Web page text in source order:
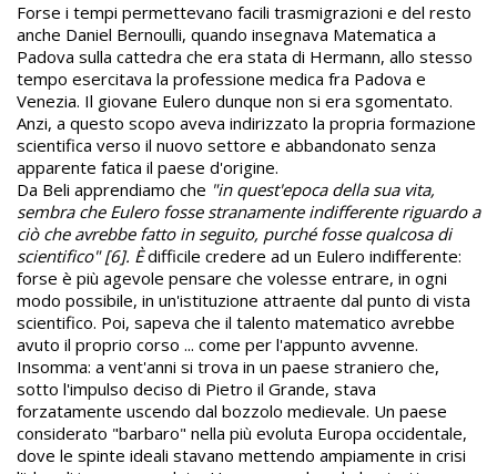
Forse i tempi permettevano facili trasmigrazioni e del resto
anche Daniel Bernoulli, quando insegnava Matematica a
Padova sulla cattedra che era stata di Hermann, allo stesso
tempo esercitava la professione medica fra Padova e
Venezia. Il giovane Eulero dunque non si era sgomentato.
Anzi, a questo scopo aveva indirizzato la propria formazione
scientifica verso il nuovo settore e abbandonato senza
apparente fatica il paese d'origine.
Da Beli apprendiamo che "in quest'epoca della sua vita,
sembra che Eulero fosse stranamente indifferente riguardo a
ciò che avrebbe fatto in seguito, purché fosse qualcosa di
scientifico" [6]. Èdifficile credere ad un Eulero indifferente:
forse è più agevole pensare che volesse entrare, in ogni
modo possibile, in un'istituzione attraente dal punto di vista
scientifico. Poi, sapeva che il talento matematico avrebbe
avuto il proprio corso ... come per l'appunto avvenne.
Insomma: a vent'anni si trova in un paese straniero che,
sotto l'impulso deciso di Pietro il Grande, stava
forzatamente uscendo dal bozzolo medievale. Un paese
considerato "barbaro" nella più evoluta Europa occidentale,
dove le spinte ideali stavano mettendo ampiamente in crisi